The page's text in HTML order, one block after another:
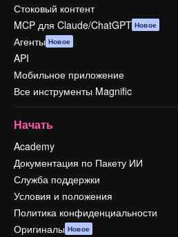
Стоковый контент
MCP для Claude/ChatGPT Новое
Агенты Новое
API
Мобильное приложение
Все инструменты Magnific
Начать
Academy
Документация по Пакету ИИ
Служба поддержки
Условия и положения
Политика конфиденциальности
Оригиналы Новое